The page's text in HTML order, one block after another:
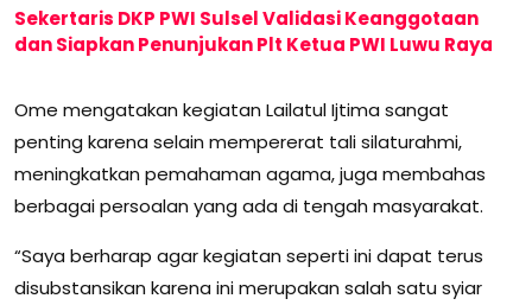
Sekertaris DKP PWI Sulsel Validasi Keanggotaan
dan Siapkan Penunjukan Plt Ketua PWI Luwu Raya
Ome mengatakan kegiatan Lailatul Ijtima sangat
penting karena selain mempererat tali silaturahmi,
meningkatkan pemahaman agama, juga membahas
berbagai persoalan yang ada di tengah masyarakat.
“Saya berharap agar kegiatan seperti ini dapat terus
disubstansikan karena ini merupakan salah satu syiar